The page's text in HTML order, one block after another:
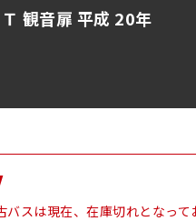
観音扉 平成 20年
バスは現在、在庫切れとなって